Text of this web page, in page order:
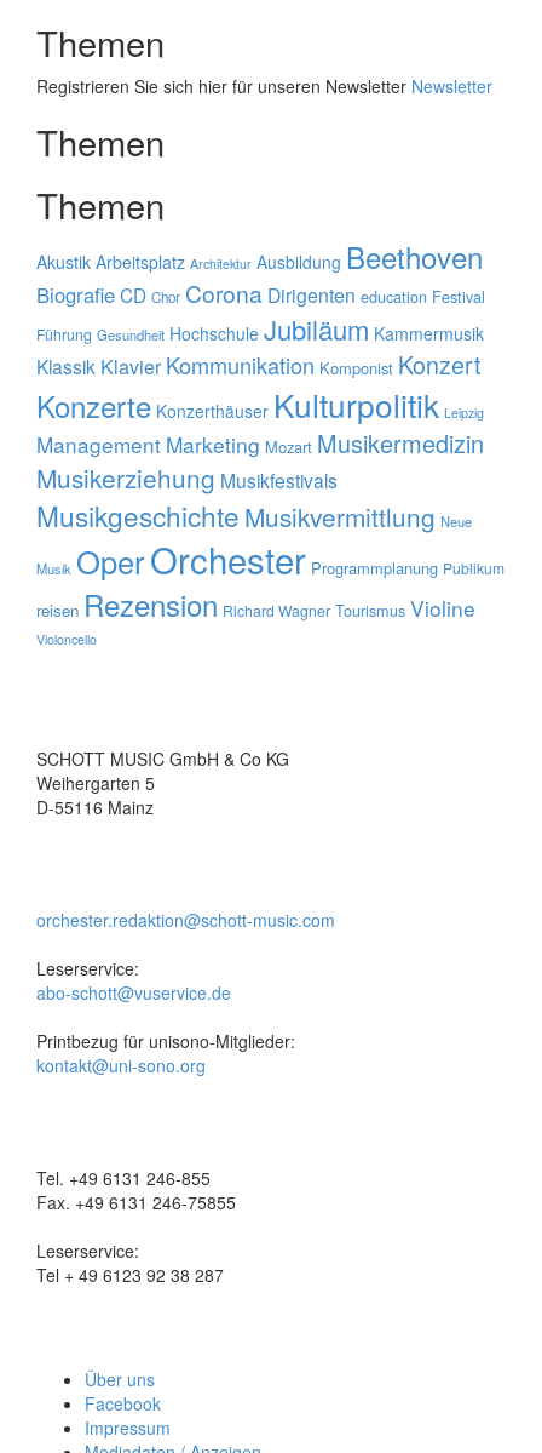
Themen
Registrieren Sie sich hier für unseren Newsletter Newsletter
Themen
Themen
Akustik Arbeitsplatz Architektur Ausbildung Beethoven
BiografieCD Chor Corona Dirigenten education Festival
Führung Gesundheit Hochschule Jubiläum Kammermusik
Klassik Klavier Kommunikation Komponist Konzert
Konzerte Konzerthäuser Kulturpolitik Leipzig
Management Marketing Mozart Musikermedizin
Musikerziehung Musikfestivals
Musikgeschichte Musikvermittlung Neue
Musik OperOrchester Programmplanung Publikum
reisen Rezension Richard Wagner Tourismus Violine
Violoncello
SCHOTT MUSIC GmbH & Co KG
Weihergarten 5
D-55116 Mainz
orchester.redaktion@schott-music.com
Leserservice:
abo-schott@vuservice.de
Printbezug für unisono-Mitglieder:
kontakt@uni-sono.org
Tel. +49 6131 246-855
Fax. +49 6131 246-75855
Leserservice:
Tel + 49 6123 92 38 287
Über uns
Facebook
Impressum